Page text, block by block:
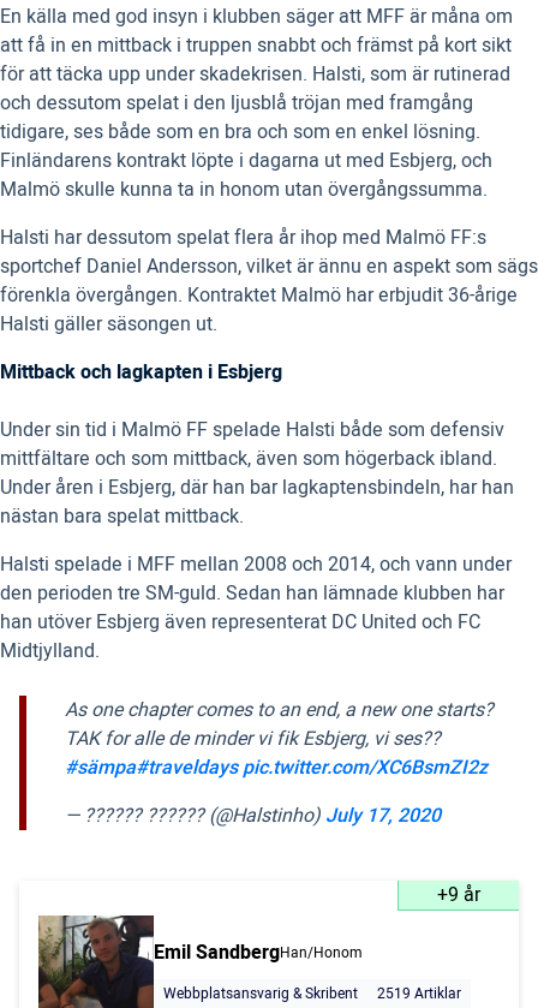
En källa med god insyn i klubben säger att MFF är måna om
att få in en mittback i truppen snabbt och främst på kort sikt
för att täcka upp under skadekrisen. Halsti, som är rutinerad
och dessutom spelat i den ljusblå tröjan med framgång
tidigare, ses både som en bra och som en enkel lösning.
Finländarens kontrakt löpte i dagarna ut med Esbjerg, och
Malmö skulle kunna ta in honom utan övergångssumma.
Halsti har dessutom spelat flera år ihop med Malmö FF:s
sportchef Daniel Andersson, vilket är ännu en aspekt som sägs
förenkla övergången. Kontraktet Malmö har erbjudit 36-årige
Halsti gäller säsongen ut.
Mittback och lagkapten i Esbjerg
Under sin tid i Malmö FF spelade Halsti både som defensiv
mittfältare och som mittback, även som högerback ibland.
Under åren i Esbjerg, där han bar lagkaptensbindeln, har han
nästan bara spelat mittback.
Halsti spelade i MFF mellan 2008 och 2014, och vann under
den perioden tre SM-guld. Sedan han lämnade klubben har
han utöver Esbjerg även representerat DC United och FC
Midtjylland.
As one chapter comes to an end, a new one starts?
TAK for alle de minder vi fik Esbjerg, vi ses??
#sämpa#traveldayspic.twitter.com/XC6BsmZI2z
— ?????? ?????? (@Halstinho) July 17, 2020
+9 år
Emil SandbergHan/Honom
Webbplatsansvarig & Skribent
2519 Artiklar